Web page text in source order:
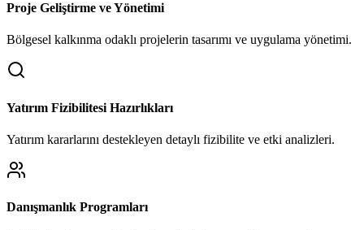
Proje Geliştirme ve Yönetimi
Bölgesel kalkınma odaklı projelerin tasarımı ve uygulama yönetimi.
Yatırım Fizibilitesi Hazırlıkları
Yatırım kararlarını destekleyen detaylı fizibilite ve etki analizleri.
Danışmanlık Programları